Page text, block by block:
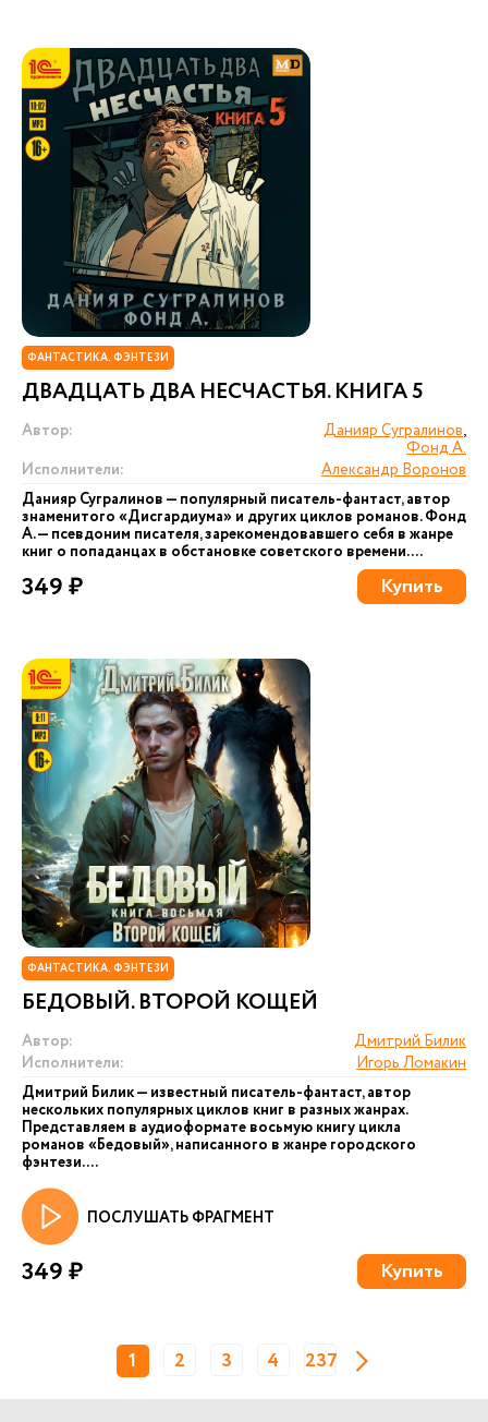
ФАНТАСТИКА. ФЭНТЕЗИ
ДВАДЦАТЬ ДВА НЕСЧАСТЬЯ. КНИГА 5
Автор: Данияр Сугралинов,
Фонд А.
Исполнители:
Александр Воронов
Данияр Сугралинов — популярный писатель-фантаст, автор
знаменитого «Дисгардиума» и других циклов романов. Фонд
А. — псевдоним писателя, зарекомендовавшего себя в жанре
книг о попаданцах в обстановке советского времени....
349 ₽ Купить
ФАНТАСТИКА. ФЭНТЕЗИ
БЕДОВЫЙ. ВТОРОЙ КОЩЕЙ
Автор:
Дмитрий Билик
Исполнители:
Игорь Ломакин
Дмитрий Билик — известный писатель-фантаст, автор
нескольких популярных циклов книг в разных жанрах.
Представляем в аудиоформате восьмую книгу цикла
романов «Бедовый», написанного в жанре городского
фэнтези. ...
ПОСЛУШАТЬ ФРАГМЕНТ
349 ₽ Купить
1 2 3 4 237